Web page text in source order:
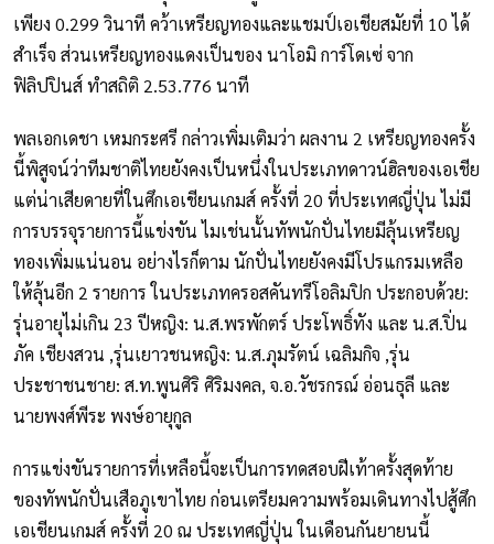
เพียง 0.299 วินาที คว้าเหรียญทองและแชมป์เอเชียสมัยที่ 10 ได้
สำเร็จ ส่วนเหรียญทองแดงเป็นของ นาโอมิ การ์โดเซ่ จาก
ฟิลิปปินส์ ทำสถิติ 2.53.776 นาที
พลเอกเดชา เหมกระศรี กล่าวเพิ่มเติมว่า ผลงาน 2 เหรียญทองครั้ง
นี้พิสูจน์ว่าทีมชาติไทยยังคงเป็นหนึ่งในประเภทดาวน์ฮิลของเอเชีย
แต่น่าเสียดายที่ในศึกเอเชียนเกมส์ ครั้งที่ 20 ที่ประเทศญี่ปุ่น ไม่มี
การบรรจุรายการนี้แข่งขัน ไมเช่นนั้นทัพนักปั่นไทยมีลุ้นเหรียญ
ทองเพิ่มแน่นอน อย่างไรก็ตาม นักปั่นไทยยังคงมีโปรแกรมเหลือ
ให้ลุ้นอีก 2 รายการ ในประเภทครอสคันทรีโอลิมปิก ประกอบด้วย:
รุ่นอายุไม่เกิน 23 ปีหญิง: น.ส.พรพักตร์ ประโพธิ์ทัง และ น.ส.ปิ่น
ภัค เชียงสวน ,รุ่นเยาวชนหญิง: น.ส.ภุมรัตน์ เฉลิมกิจ ,รุ่น
ประชาชนชาย: ส.ท.พูนศิริ ศิริมงคล, จ.อ.วัชรกรณ์ อ่อนธุลี และ
นายพงศ์พีระ พงษ์อายุกูล
การแข่งขันรายการที่เหลือนี้จะเป็นการทดสอบฝีเท้าครั้งสุดท้าย
ของทัพนักปั่นเสือภูเขาไทย ก่อนเตรียมความพร้อมเดินทางไปสู้ศึก
เอเชียนเกมส์ ครั้งที่ 20 ณ ประเทศญี่ปุ่น ในเดือนกันยายนนี้